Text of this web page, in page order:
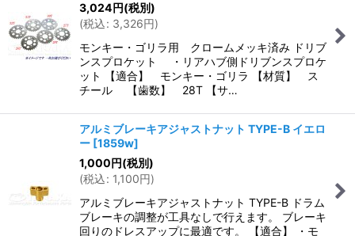
3,024円(税別)
(税込: 3,326円)
モンキー・ゴリラ用 クロームメッキ済み ドリブ
ンスプロケット ・リアハブ側ドリブンスプロケ
ット 【適合】 モンキー・ゴリラ 【材質】 ス
チール 【歯数】 28T 【サ…
アルミブレーキアジャストナット TYPE-B イエロ
ー [1859w]
1,000円(税別)
(税込: 1,100円)
アルミブレーキアジャストナット TYPE-B ドラム
ブレーキの調整が工具なしで行えます。 ブレーキ
回りのドレスアップに最適です。 【適合】 ・モ